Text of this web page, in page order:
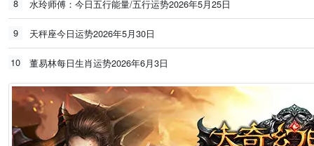
8 水玲师傅：今日五行能量/五行运势2026年5月25日
9 天秤座今日运势2026年5月30日
10 董易林每日生肖运势2026年6月3日